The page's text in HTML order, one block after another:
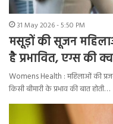
31 May 2026 - 5:50 PM
मसूड़ों की सूजन
है प्रभावित, एग्स की
Womens Health : महिलाओं की
किसी बीमारी के प्रभाव की बात होती…